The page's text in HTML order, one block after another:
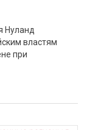
Нуланд
властям
при